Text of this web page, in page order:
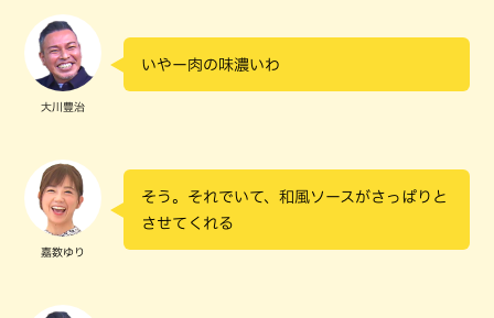
大川豊治
いやー肉の味濃いわ
嘉数ゆり
そう。それでいて、和風ソースがさっぱりと
させてくれる